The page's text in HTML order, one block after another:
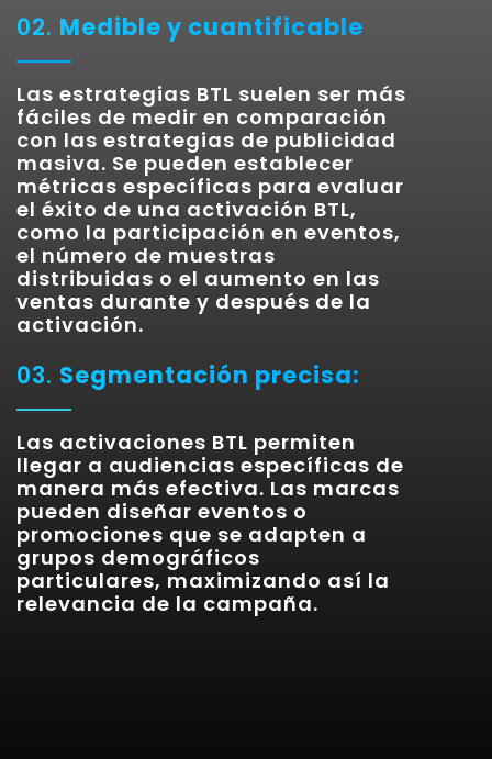
02. Medible y cuantificable
Las estrategias BTL suelen ser más
fáciles de medir en comparación
con las estrategias de publicidad
masiva. Se pueden establecer
métricas específicas para evaluar
el éxito de una activación BTL,
como la participación en eventos,
el número de muestras
distribuidas o el aumento en las
ventas durante y después de la
activación.
03. Segmentación precisa:
Las activaciones BTL permiten
llegar a audiencias específicas de
manera más efectiva. Las marcas
pueden diseñar eventos o
promociones que se adapten a
grupos demográficos
particulares, maximizando así la
relevancia de la campaña.